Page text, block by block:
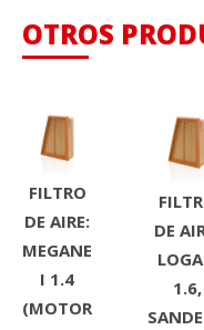
OTROS
FILTRO
DE AIRE:
MEGANE
I 1.4
(MOTOR
DE
1.6,